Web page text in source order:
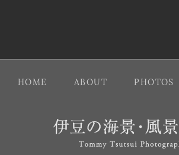
HOME ABOUT PHOTOS